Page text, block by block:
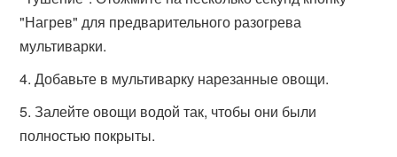
"Нагрев" для предварительного разогрева
мультиварки.
Добавьте в мультиварку нарезанные овощи.
Залейте овощи водой так, чтобы они были
полностью покрыты.